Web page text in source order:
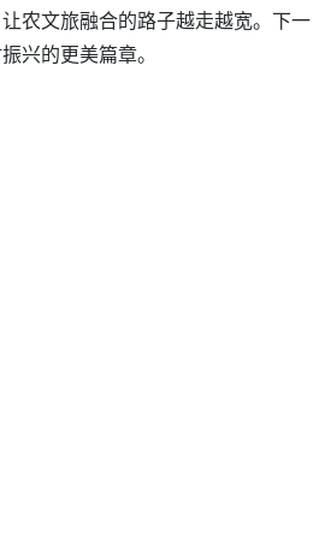
农文旅融合的路子越走越宽。下一
兴的更美篇章。